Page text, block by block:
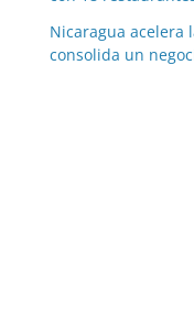
Nicaragua acelera
consolida un